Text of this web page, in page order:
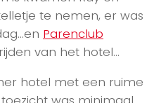
te nemen, er was
Parenclub
van het hotel…
hotel met een ruime